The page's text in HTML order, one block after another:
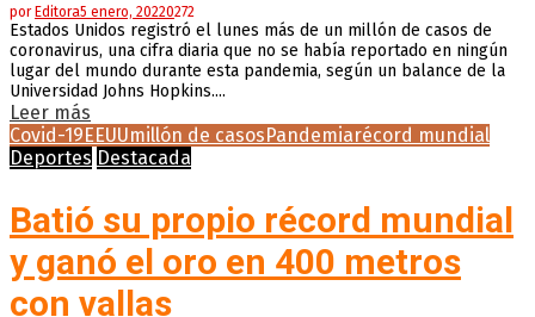
por Editora5 enero, 20220272
Estados Unidos registró el lunes más de un millón de casos de
coronavirus, una cifra diaria que no se había reportado en ningún
lugar del mundo durante esta pandemia, según un balance de la
Universidad Johns Hopkins....
Leer más
Covid-19 EEUUmillón de casos Pandemiarécord mundial
Deportes Destacada
Batió su propio récord mundial
y ganó el oro en 400 metros
con vallas